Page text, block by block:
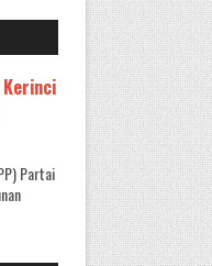
Kerinci
Partai